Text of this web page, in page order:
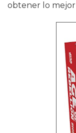
obtener lo mejor